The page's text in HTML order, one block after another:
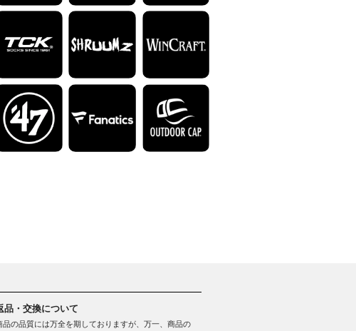
品・交換について
品の品質には万全を期しておりますが、万一、商品の